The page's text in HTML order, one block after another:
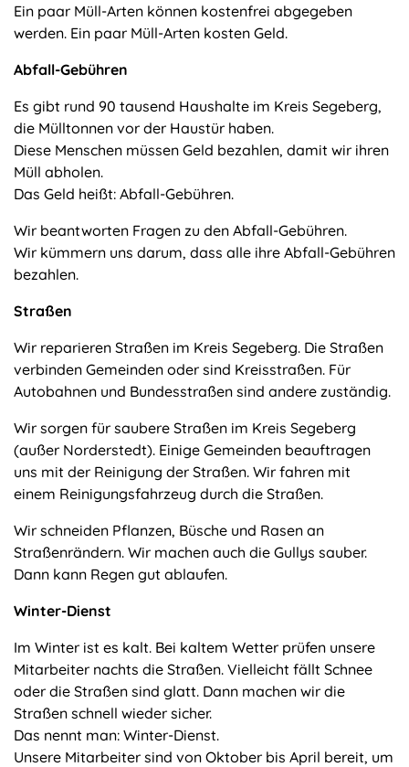
Ein paar Müll-Arten können kostenfrei abgegeben
werden. Ein paar Müll-Arten kosten Geld.
Abfall-Gebühren
Es gibt rund 90 tausend Haushalte im Kreis Segeberg,
die Mülltonnen vor der Haustür haben.
Diese Menschen müssen Geld bezahlen, damit wir ihren
Müll abholen.
Das Geld heißt: Abfall-Gebühren.
Wir beantworten Fragen zu den Abfall-Gebühren.
Wir kümmern uns darum, dass alle ihre Abfall-Gebühren
bezahlen.
Straßen
Wir reparieren Straßen im Kreis Segeberg. Die Straßen
verbinden Gemeinden oder sind Kreisstraßen. Für
Autobahnen und Bundesstraßen sind andere zuständig.
Wir sorgen für saubere Straßen im Kreis Segeberg
(außer Norderstedt). Einige Gemeinden beauftragen
uns mit der Reinigung der Straßen. Wir fahren mit
einem Reinigungsfahrzeug durch die Straßen.
Wir schneiden Pflanzen, Büsche und Rasen an
Straßenrändern. Wir machen auch die Gullys sauber.
Dann kann Regen gut ablaufen.
Winter-Dienst
Im Winter ist es kalt. Bei kaltem Wetter prüfen unsere
Mitarbeiter nachts die Straßen. Vielleicht fällt Schnee
oder die Straßen sind glatt. Dann machen wir die
Straßen schnell wieder sicher.
Das nennt man: Winter-Dienst.
Unsere Mitarbeiter sind von Oktober bis April bereit, um